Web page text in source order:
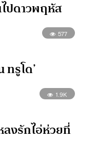
ปดาวพฤหัส
577
รูโด’
1.9K
ลงรักไอ่ห่วยที่